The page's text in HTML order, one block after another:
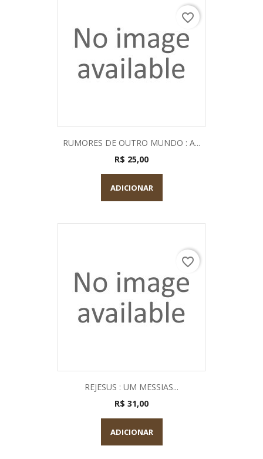
RUMORES DE OUTRO MUNDO : A...
R$ 25,00
ADICIONAR
favorite_border
REJESUS : UM MESSIAS...
R$ 31,00
ADICIONAR
favorite_border